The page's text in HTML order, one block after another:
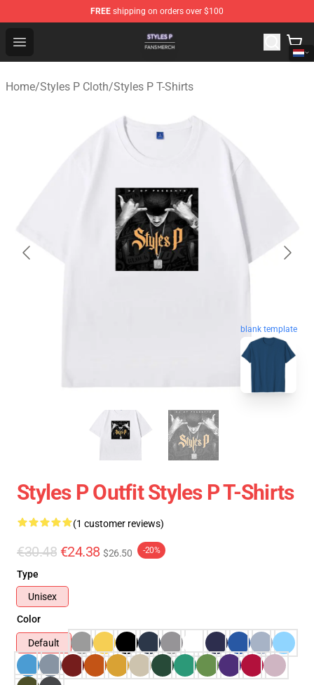
FREE shipping on orders over $100
Open menu
Styles P Shop - Official Styles P Merchandise Store
Home/Styles P Cloth/Styles P T-Shirts
blank template
Styles P Outfit Styles P T-Shirts
(1 customer reviews)
€30.48 €24.38 $26.50 -20%
Type
Unisex
Color
Default